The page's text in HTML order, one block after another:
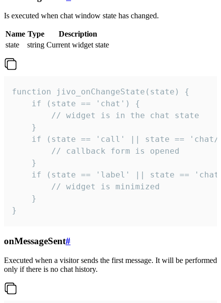
Is executed when chat window state has changed.
Name Type
Description
state
string Current widget state
function jivo_onChangeState(state) {
    if (state == 'chat') {
        // widget is in the chat state
    }
if (state == 'call' || state ==
        // callback form is opened
    }
if (state == 'label' || state ==
        // widget is minimized
    }
}
onMessageSent#
Executed when a visitor sends the first message. It will be performed
only if there is no chat history.